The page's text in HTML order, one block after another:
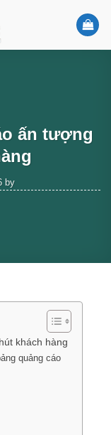
ấn tượng
by
khách hàng
quảng cáo